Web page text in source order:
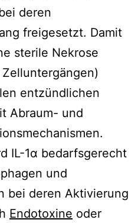
deren
freigesetzt. Damit
sterile Nekrose
entzündlichen
Abraum- und
IL-1α bedarfsgerecht
und
bei deren Aktivierung
Endotoxine oder